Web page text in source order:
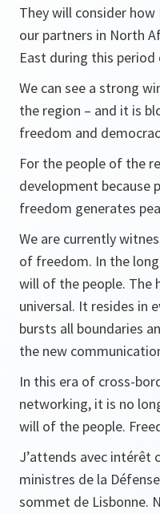
They will consider
our partners in North
East during this
We can see a strong
the region – and it is
freedom and
For the people of the
development because
freedom generates
We are currently
of freedom. In the
will of the people. The
universal. It resides in
bursts all boundaries
the new
In this era of cross-
networking, it is no
will of the people.
J’attends avec intérêt
ministres de la
sommet de Lisbonne.